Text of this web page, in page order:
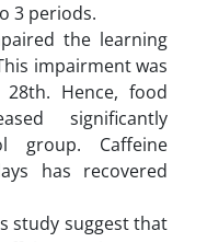
3 periods.
the learning
impairment was
Hence, food
significantly
group. Caffeine
has recovered
study suggest that